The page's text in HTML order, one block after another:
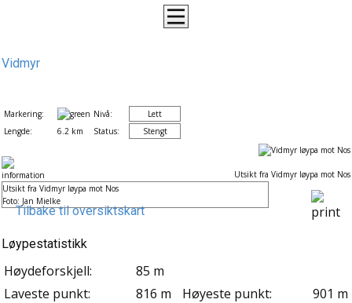
Vidmyr
Markering: Nivå:
Lett
Lengde:
6.2 km Status: Stengt
Utsikt fra Vidmyr løypa mot Nos
Foto: Jan Mielke
Utsikt fra Vidmyr løypa mot Nos
Tilbake til oversiktskart
Løypestatistikk
Høydeforskjell:
85 m
Laveste punkt:
816 m Høyeste punkt:
901 m